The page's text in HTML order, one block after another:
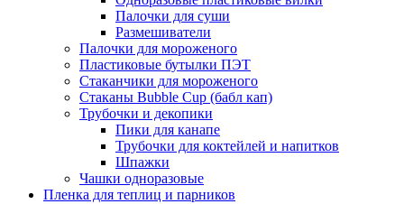
Палочки для суши
Размешиватели
Палочки для мороженого
Пластиковые бутылки ПЭТ
Стаканчики для мороженого
Стаканы Bubble Cup (бабл кап)
Трубочки и декопики
Пики для канапе
Трубочки для коктейлей и напитков
Шпажки
Чашки одноразовые
Пленка для теплиц и парников